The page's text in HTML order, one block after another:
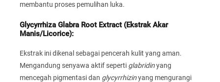
membantu proses pemulihan luka.
Glycyrrhiza Glabra Root Extract (Ekstrak Akar
Manis/Licorice):
Ekstrak ini dikenal sebagai pencerah kulit yang aman.
Mengandung senyawa aktif seperti glabridinyang
mencegah pigmentasi dan glycyrrhizinyang mengurangi